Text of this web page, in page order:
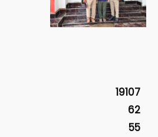
19107
62
55